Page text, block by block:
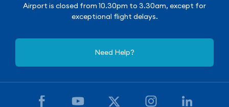
Airport is closed from 10.30pm to 3.30am, except for
exceptional flight delays.
Need Help?